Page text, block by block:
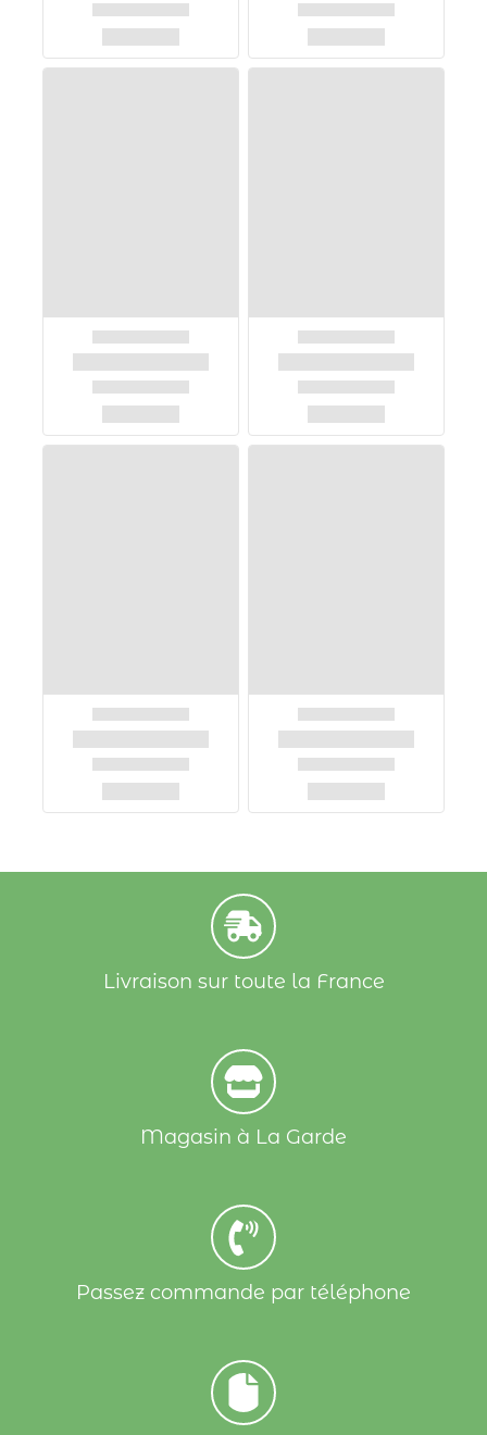
Livraison sur toute la France
Magasin à La Garde
Passez commande par téléphone